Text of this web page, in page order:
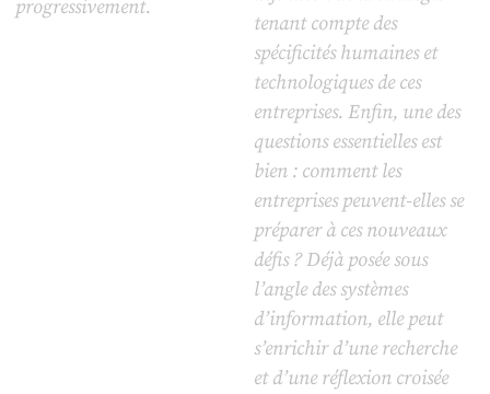
progressivement.
tenant compte des
spécificités humaines et
technologiques de ces
entreprises. Enfin, une des
questions essentielles est
bien : comment les
entreprises peuvent-elles se
préparer à ces nouveaux
défis ? Déjà posée sous
l’angle des systèmes
d’information, elle peut
s’enrichir d’une recherche
et d’une réflexion croisée